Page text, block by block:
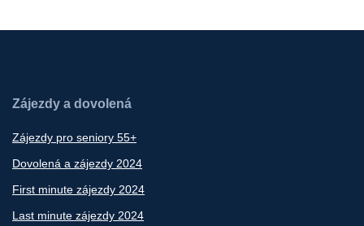
Zájezdy a dovolená
Zájezdy pro seniory 55+
Dovolená a zájezdy 2024
First minute zájezdy 2024
Last minute zájezdy 2024